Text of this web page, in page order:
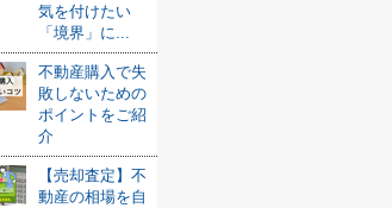
気を付けたい
「境界」に...
不動産購入で失
敗しないための
ポイントをご紹
介
【売却査定】不
動産の相場を自